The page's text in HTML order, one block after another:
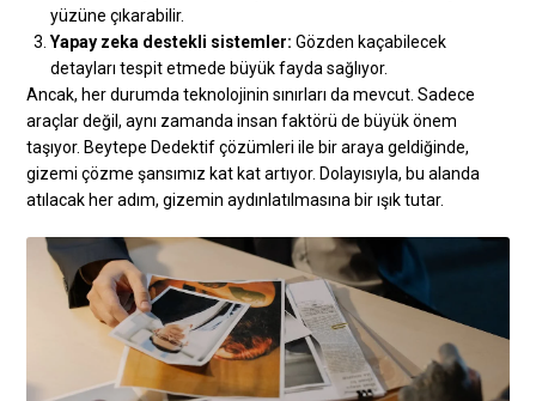
yüzüne çıkarabilir.
Yapay zeka destekli sistemler: Gözden kaçabilecek
detayları tespit etmede büyük fayda sağlıyor.
Ancak, her durumda teknolojinin sınırları da mevcut. Sadece
araçlar değil, aynı zamanda insan faktörü de büyük önem
taşıyor. Beytepe Dedektif çözümleri ile bir araya geldiğinde,
gizemi çözme şansımız kat kat artıyor. Dolayısıyla, bu alanda
atılacak her adım, gizemin aydınlatılmasına bir ışık tutar.